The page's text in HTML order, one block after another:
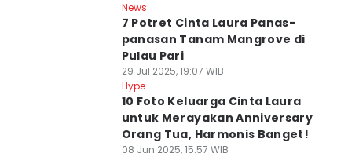
News
7 Potret Cinta Laura Panas-
panasan Tanam Mangrove di
Pulau Pari
29 Jul 2025, 19:07 WIB
Hype
10 Foto Keluarga Cinta Laura
untuk Merayakan Anniversary
Orang Tua, Harmonis Banget!
08 Jun 2025, 15:57 WIB